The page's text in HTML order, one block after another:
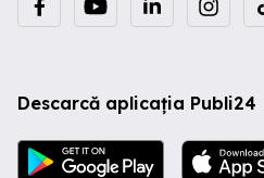
Descarcă aplicația Publi24